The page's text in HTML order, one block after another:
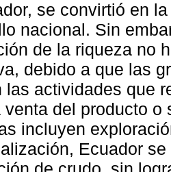
se convirtió en
nacional. Sin
de la riqueza no
debido a que las
las actividades que
venta del producto
incluyen
Ecuador